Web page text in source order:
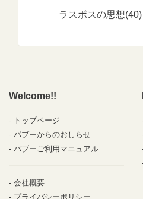
ラスボスの思想(40)
Welcome!!
トップページ
パブーからのおしらせ
パブーご利用マニュアル
会社概要
プライバシーポリシー